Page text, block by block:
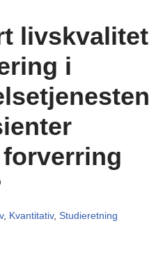
livskvalitet
i
, Kvantitativ, Studieretning